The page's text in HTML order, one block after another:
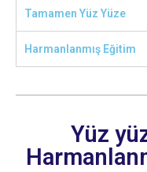
Tamamen Yüz Yüze
Harmanlanmış Eğitim
Yüz